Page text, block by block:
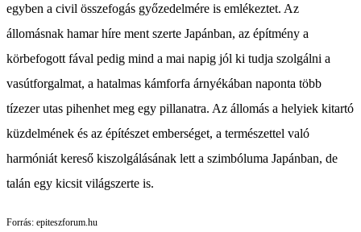
egyben a civil összefogás győzedelmére is emlékeztet. Az
állomásnak hamar híre ment szerte Japánban, az építmény a
körbefogott fával pedig mind a mai napig jól ki tudja szolgálni a
vasútforgalmat, a hatalmas kámforfa árnyékában naponta több
tízezer utas pihenhet meg egy pillanatra. Az állomás a helyiek kitartó
küzdelmének és az építészet emberséget, a természettel való
harmóniát kereső kiszolgálásának lett a szimbóluma Japánban, de
talán egy kicsit világszerte is.
Forrás: epiteszforum.hu